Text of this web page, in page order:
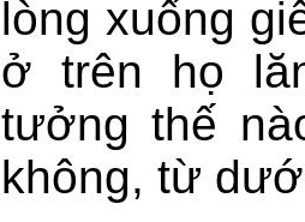
lòng xuống
ở trên họ
tưởng thế
không, từ